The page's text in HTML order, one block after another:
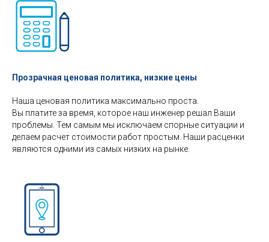
Прозрачная ценовая политика, низкие цены
Наша ценовая политика максимально проста.
Вы платите за время, которое наш инженер решал Ваши
проблемы. Тем самым мы исключаем спорные ситуации и
делаем расчет стоимости работ простым. Наши расценки
являются одними из самых низких на рынке.